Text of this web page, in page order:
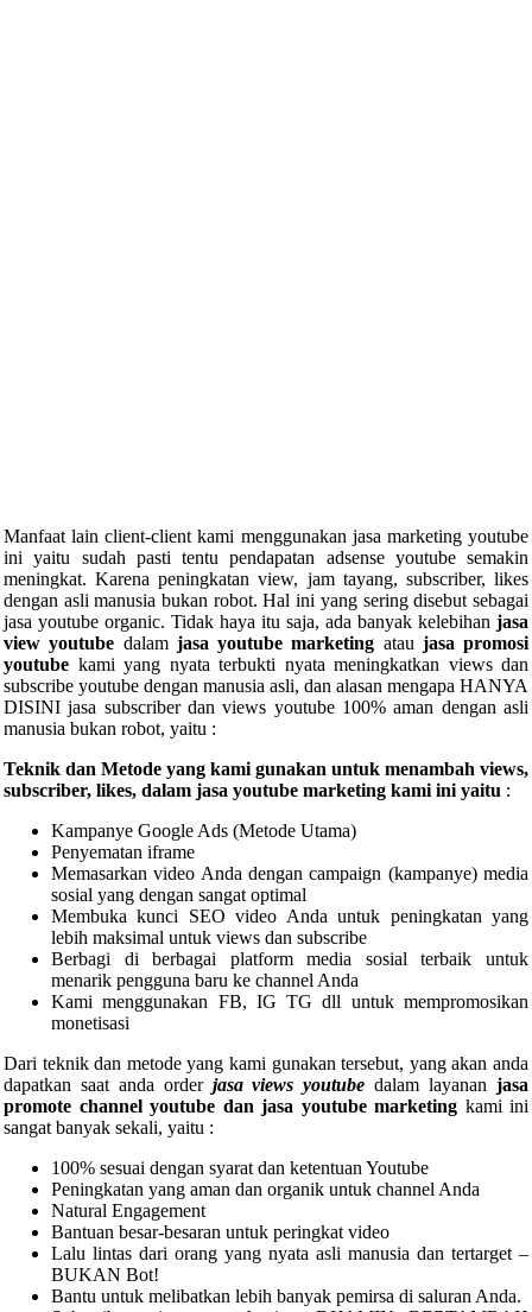
Manfaat lain client-client kami menggunakan jasa marketing youtube
ini yaitu sudah pasti tentu pendapatan adsense youtube semakin
meningkat. Karena peningkatan view, jam tayang, subscriber, likes
dengan asli manusia bukan robot. Hal ini yang sering disebut sebagai
jasa youtube organic. Tidak haya itu saja, ada banyak kelebihan jasa
view youtube dalam jasa youtube marketing atau jasa promosi
youtube kami yang nyata terbukti nyata meningkatkan views dan
subscribe youtube dengan manusia asli, dan alasan mengapa HANYA
DISINI jasa subscriber dan views youtube 100% aman dengan asli
manusia bukan robot, yaitu :
Teknik dan Metode yang kami gunakan untuk menambah views,
subscriber, likes, dalam jasa youtube marketing kami ini yaitu :
Kampanye Google Ads (Metode Utama)
Penyematan iframe
Memasarkan video Anda dengan campaign (kampanye) media
sosial yang dengan sangat optimal
Membuka kunci SEO video Anda untuk peningkatan yang
lebih maksimal untuk views dan subscribe
Berbagi di berbagai platform media sosial terbaik untuk
menarik pengguna baru ke channel Anda
Kami menggunakan FB, IG TG dll untuk mempromosikan
monetisasi
Dari teknik dan metode yang kami gunakan tersebut, yang akan anda
dapatkan saat anda order jasa views youtube dalam layanan jasa
promote channel youtube dan jasa youtube marketing kami ini
sangat banyak sekali, yaitu :
100% sesuai dengan syarat dan ketentuan Youtube
Peningkatan yang aman dan organik untuk channel Anda
Natural Engagement
Bantuan besar-besaran untuk peringkat video
Lalu lintas dari orang yang nyata asli manusia dan tertarget –
BUKAN Bot!
Bantu untuk melibatkan lebih banyak pemirsa di saluran Anda.